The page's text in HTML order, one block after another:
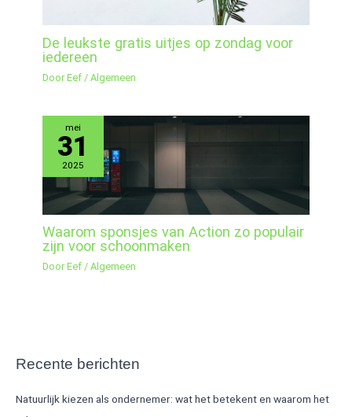
De leukste gratis uitjes op zondag voor
iedereen
DoorEef /Algemeen
mei
31
2025
Waarom sponsjes van Action zo populair
zijn voor schoonmaken
DoorEef /Algemeen
Recente berichten
Natuurlijk kiezen als ondernemer: wat het betekent en waarom het